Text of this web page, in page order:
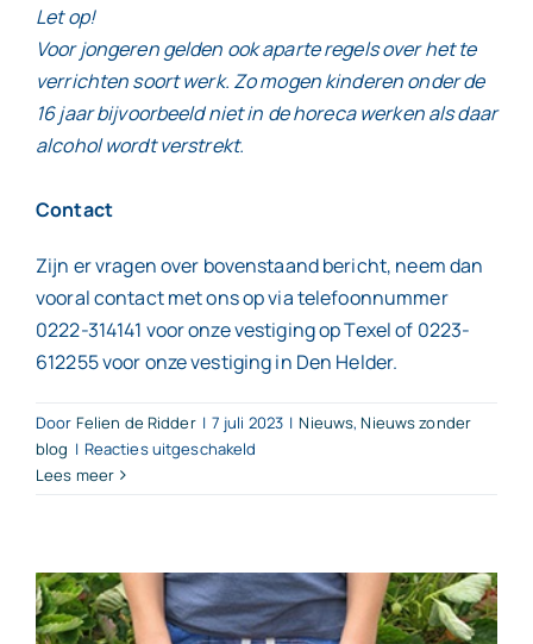
Let op!
Voor jongeren gelden ook aparte regels over het te
verrichten soort werk. Zo mogen kinderen onder de
16 jaar bijvoorbeeld niet in de horeca werken als daar
alcohol wordt verstrekt.
Contact
Zijn er vragen over bovenstaand bericht, neem dan
vooral contact met ons op via telefoonnummer
0222-314141 voor onze vestiging op Texel of 0223-
612255 voor onze vestiging in Den Helder.
Door Felien de Ridder | 7 juli 2023 | Nieuws,Nieuws zonder
blog | Reacties uitgeschakeld
bijbaantje
Lees meer